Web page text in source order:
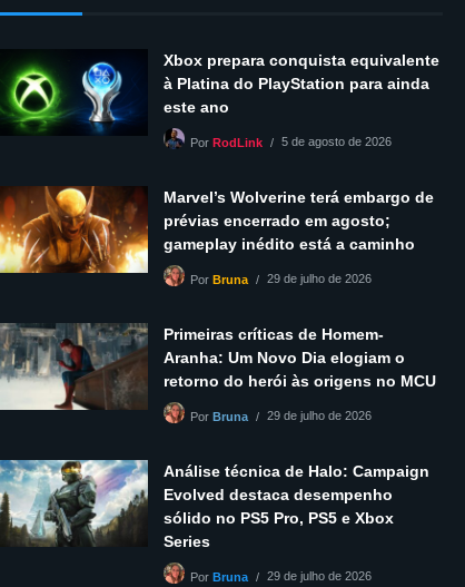
Xbox prepara conquista equivalente
à Platina do PlayStation para ainda
este ano
PorRodLink 5 de agosto de 2026
Marvel’s Wolverine terá embargo de
prévias encerrado em agosto;
gameplay inédito está a caminho
PorBruna 29 de julho de 2026
Primeiras críticas de Homem-
Aranha: Um Novo Dia elogiam o
retorno do herói às origens no MCU
PorBruna 29 de julho de 2026
Análise técnica de Halo: Campaign
Evolved destaca desempenho
sólido no PS5 Pro, PS5 e Xbox
Series
PorBruna 29 de julho de 2026